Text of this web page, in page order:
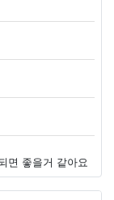
면 좋을거 같아요